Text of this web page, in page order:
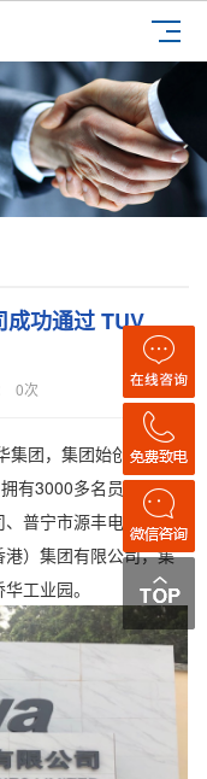
成功通过 TUV
0次
团，集团始创于1980
有3000多名员工。集
普宁市源丰电器有限
）集团有限公司，集
工业园。